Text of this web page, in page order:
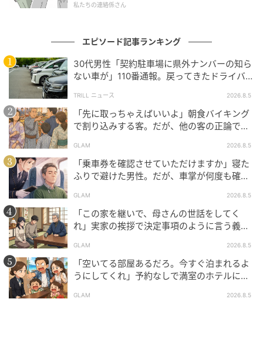
セージを送ることも受け取ることもなくなった。
後悔はなかった。むしろ、胸の奥にずっとくすぶって
た。伝えてよかったと、今も思っている。自分の気持
ちをきちんと言葉にしたことが、一番心地よかった。
※GLAMが独自に実施したアンケートで集めた、30
代・女性読者様の体験談をもとに記事化しています
※本コンテンツ内の画像は、生成AIを利用して作成し
ています。
元記事で読む
次の記事
「偉いね！ありがとうパパ！」たった1回家事
を手伝っただけで大歓声。365日こなし続ける
私へ誰も言わない日常
の記事をもっとみる
私たちの連絡係さん
エピソード記事ランキング
30代男性「契約駐車場に県外ナンバーの知ら
ない車が」110番通報。戻ってきたドライバー
TRILL ニュース 2026.8.5
「先に取っちゃえばいいよ」朝食バイキング
で割り込みする客。だが、他の客の正論で状
GLAM 2026.8.5
「乗車券を確認させていただけますか」寝た
ふりで避けた男性。だが、車掌が何度も確認
GLAM 2026.8.5
「この家を継いで、母さんの世話をしてく
れ」実家の挨拶で決定事項のように言う義
た一言
GLAM 2026.8.5
「空いてる部屋あるだろ。今すぐ泊まれるよ
うにしてくれ」予約なしで満室のホテルに押
一変
GLAM 2026.8.5